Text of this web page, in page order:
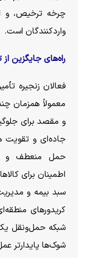
چرخه ترخیص، و
واردکنندگان است.
راه‌های جایگزین
فعالان زنجیره
معمولاً همزمان
و مقصد برای
جاده‌ای و تقویت
حمل منعطف و
اطمینان برای
سبد بیمه و
کریدور‌های
شبکه حمل‌ونقل یک
شوک‌ها پایدارتر